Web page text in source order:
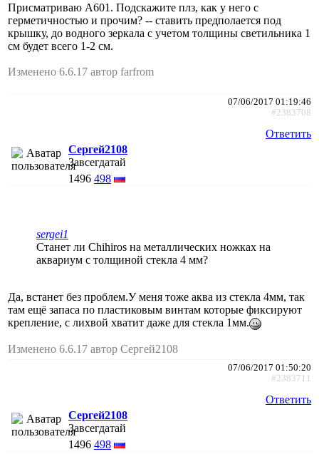
Присматриваю А601. Подскажите плз, как у него с
герметичностью и прочим? -- ставить предполается под
крышку, до водного зеркала с учетом толщины светильника 1
см будет всего 1-2 см.
Изменено 6.6.17 автор farfrom
07/06/2017 01:19:46
#2383708
Ответить
Сергей2108
Завсегдатай
1496 498
sеrgei1
Станет ли Chihiros на металлических ножках на
аквариум с толщиной стекла 4 мм?
Да, встанет без проблем.У меня тоже аква из стекла 4мм, так
там ещё запаса по пластиковым винтам которые фиксируют
крепление, с лихвой хватит даже для стекла 1мм.
Изменено 6.6.17 автор Сергей2108
07/06/2017 01:50:20
#2383711
Ответить
Сергей2108
Завсегдатай
1496 498